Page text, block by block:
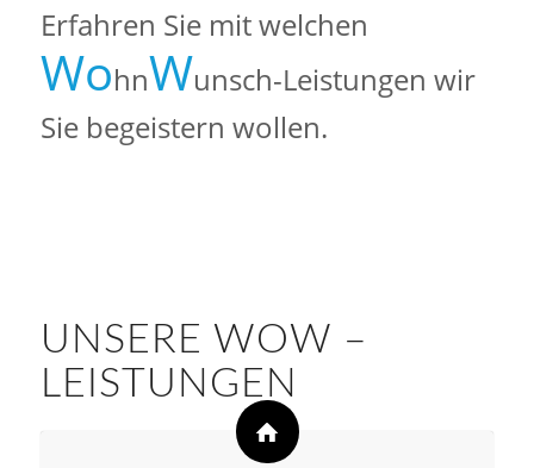
Erfahren Sie mit welchen
WohnWunsch-Leistungen wir
Sie begeistern wollen.
UNSERE WOW –
LEISTUNGEN